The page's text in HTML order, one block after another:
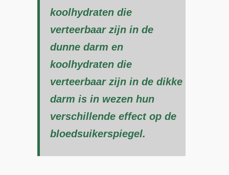
koolhydraten die
verteerbaar zijn in de
dunne darm en
koolhydraten die
verteerbaar zijn in de dikke
darm is in wezen hun
verschillende effect op de
bloedsuikerspiegel.